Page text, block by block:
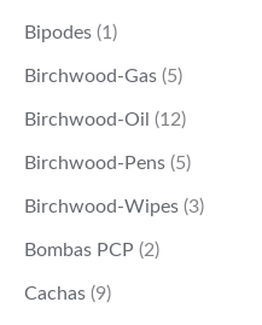
Bipodes (1)
Birchwood-Gas (5)
Birchwood-Oil (12)
Birchwood-Pens (5)
Birchwood-Wipes (3)
Bombas PCP (2)
Cachas (9)